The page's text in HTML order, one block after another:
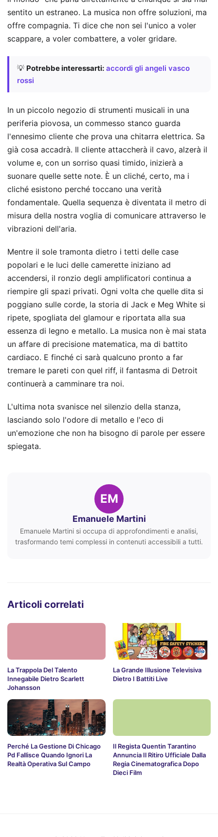
sentito un estraneo. La musica non offre soluzioni, ma
offre compagnia. Ti dice che non sei l'unico a voler
scappare, a voler combattere, a voler gridare.
💡 Potrebbe interessarti: accordi gli angeli vasco
rossi
In un piccolo negozio di strumenti musicali in una
periferia piovosa, un commesso stanco guarda
l'ennesimo cliente che prova una chitarra elettrica. Sa
già cosa accadrà. Il cliente attaccherà il cavo, alzerà il
volume e, con un sorriso quasi timido, inizierà a
suonare quelle sette note. È un cliché, certo, ma i
cliché esistono perché toccano una verità
fondamentale. Quella sequenza è diventata il metro di
misura della nostra voglia di comunicare attraverso le
vibrazioni dell'aria.
Mentre il sole tramonta dietro i tetti delle case
popolari e le luci delle camerette iniziano ad
accendersi, il ronzio degli amplificatori continua a
riempire gli spazi privati. Ogni volta che quelle dita si
poggiano sulle corde, la storia di Jack e Meg White si
ripete, spogliata del glamour e riportata alla sua
essenza di legno e metallo. La musica non è mai stata
un affare di precisione matematica, ma di battito
cardiaco. E finché ci sarà qualcuno pronto a far
tremare le pareti con quel riff, il fantasma di Detroit
continuerà a camminare tra noi.
L'ultima nota svanisce nel silenzio della stanza,
lasciando solo l'odore di metallo e l'eco di
un'emozione che non ha bisogno di parole per essere
spiegata.
EM
Emanuele Martini
Emanuele Martini si occupa di approfondimenti e analisi,
trasformando temi complessi in contenuti accessibili a tutti.
Articoli correlati
La Trappola Del Talento
Innegabile Dietro Scarlett
Johansson
La Grande Illusione Televisiva
Dietro I Battiti Live
Perché La Gestione Di Chicago
Pd Fallisce Quando Ignori La
Realtà Operativa Sul Campo
Il Regista Quentin Tarantino
Annuncia Il Ritiro Ufficiale Dalla
Regia Cinematografica Dopo
Dieci Film